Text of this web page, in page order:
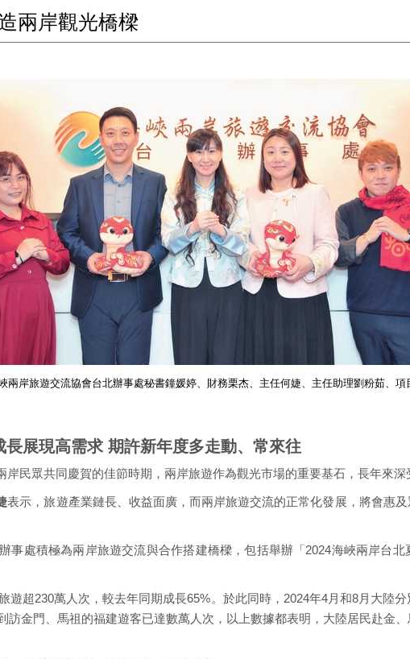
兩岸觀光橋樑
兩岸旅遊交流協會台北辦事處秘書鐘媛婷、財務栗杰、主任何婕、主任助理劉粉茹、項
長展現高需求 期許新年度多走動、常來往
民眾共同慶賀的佳節時期，兩岸旅遊作為觀光市場的重要基石，長年來深
表示，旅遊產業鏈長、收益面廣，而兩岸旅遊交流的正常化發展，將會惠
事處積極為兩岸旅遊交流與合作搭建橋樑，包括舉辦「2024海峽兩岸台
遊超230萬人次，較去年同期成長65%。於此同時，2024年4月和8月大陸
訪金門、馬祖的福建遊客已達數萬人次，以上數據都表明，大陸居民赴金